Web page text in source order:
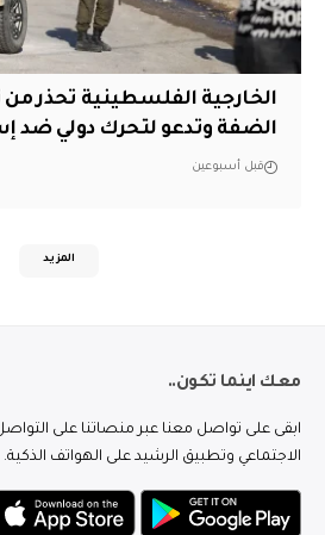
الخارجية الفلسطينية تحذر من
الضفة وتدعو لتحرك دولي ضد
قبل أسبوعين
المزيد
معك اينما تكون..
ابقى على تواصل معنا عبر منصاتنا على
الاجتماعي وتطبيق الرشيد على الهواتف الذكية.